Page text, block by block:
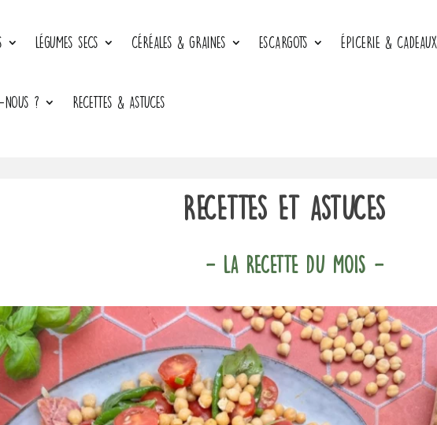
LÉGUMES SECS CÉRÉALES & GRAINES ESCARGOTS ÉPICERIE & CADEAUX
NOUS ? RECETTES & ASTUCES
Recettes et astuces
- LA RECETTE DU MOIS -